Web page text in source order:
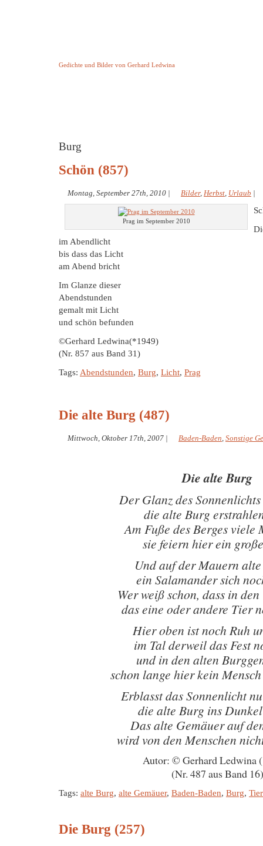
Gedichte und Bilder von Gerhard Ledwina
Burg
Schön (857)
Montag, September 27th, 2010 | Bilder, Herbst, Urlaub |
Prag im September 2010
im Abendlicht
bis dass das Licht
am Abend bricht
Im Glanze dieser
Abendstunden
gemalt mit Licht
und schön befunden
©Gerhard Ledwina(*1949)
(Nr. 857 aus Band 31)
Tags: Abendstunden, Burg, Licht, Prag
Die alte Burg (487)
Mittwoch, Oktober 17th, 2007 | Baden-Baden, Sonstige
Die alte Burg
Der Glanz des
die alte Burg
Am Fuße des Berges viele
sie feiern hier ein
Und auf der Mauern
ein Salamander sich
Wer weiß schon, dass in
das eine oder andere Tier
Hier oben ist noch Ruh
im Tal derweil das Fest
und in den alten
schon lange hier kein
Erblasst das Sonnenlicht
die alte Burg ins
Das alte Gemäuer auf
wird von den Menschen
Autor: © Gerhard Ledwina
(Nr. 487 aus Band 16)
Tags: alte Burg, alte Gemäuer, Baden-Baden, Burg,
Die Burg (257)